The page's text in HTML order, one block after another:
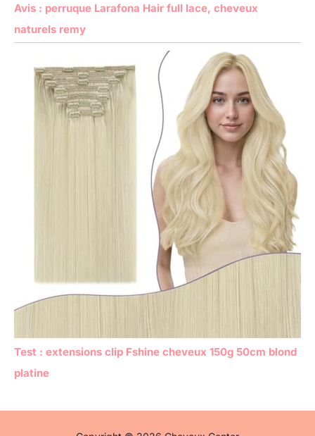
Avis : perruque Larafona Hair full lace, cheveux
naturels remy
Test : extensions clip Fshine cheveux 150g 50cm blond
platine